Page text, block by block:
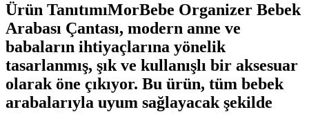
Ürün TanıtımıMorBebe Organizer Bebek
Arabası Çantası, modern anne ve
babaların ihtiyaçlarına yönelik
tasarlanmış, şık ve kullanışlı bir aksesuar
olarak öne çıkıyor. Bu ürün, tüm bebek
arabalarıyla uyum sağlayacak şekilde